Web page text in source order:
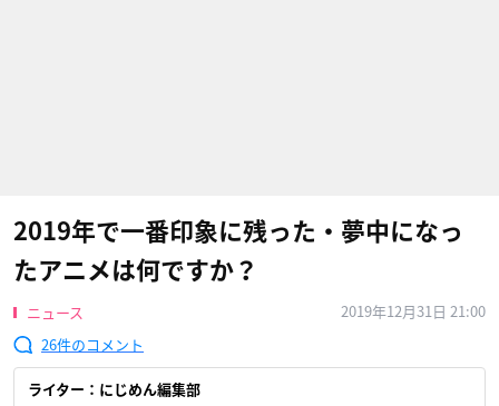
2019年で一番印象に残った・夢中になっ
たアニメは何ですか？
ニュース
2019年12月31日 21:00
26
ライター：にじめん編集部